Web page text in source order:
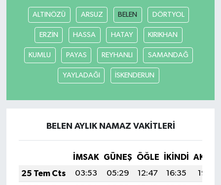
ALTINÖZÜ ARSUZ BELEN DÖRTYOL
ERZİN HASSA HATAY KIRIKHAN
KUMLU PAYAS REYHANLI SAMANDAĞ
YAYLADAĞI İSKENDERUN
BELEN AYLIK NAMAZ VAKITLERI
İMSAK GÜNEŞ ÖĞLE İKINDI
25 Tem Cts
03:53 05:29 12:47 16:35
19:55